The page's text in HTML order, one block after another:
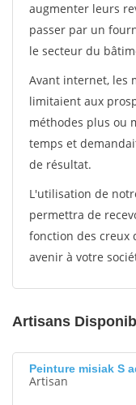
augmenter leurs
passer par un
le secteur du
Avant internet, les
limitaient aux
méthodes plus ou
temps et
de résultat.
L'utilisation de
permettra de
fonction des creux
avenir à votre
Artisans
Peinture misiak S
Artisan